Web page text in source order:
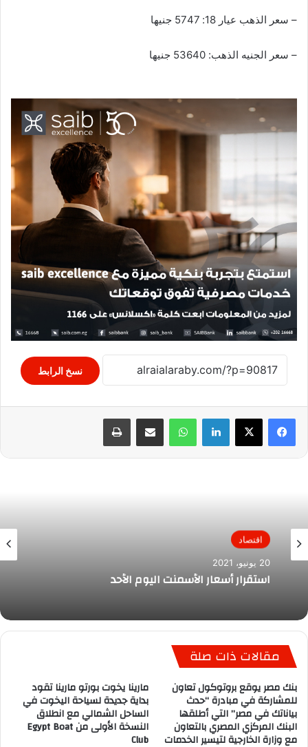
– سعر الذهب عيار 18: 5747 جنيها
– سعر الجنيه الذهب: 53640 جنيها
نسخ الرابط
لينكدإن واتساب مشاركة عبر البريد طباعة
اقتصاد
20 يونيو، 2021
استقرار أسعار الأسمنت اليوم الأحد
مقالات ذات صلة
بنك مصر يوقع بروتوكول تعاون
للمشاركة في مبادرة “حدث
بياناتك في مصر” التي أطلقها
البنك المركزي المصري بالتعاون
مع وزارة الخارجية لتيسير الخدمات
مارينا يخوت بورتو مارينا تقود
بداية جديدة لسياحة اليخوت في
الساحل الشمالي مع انطلاق
النسخة الأولى من Egypt Boat
Club